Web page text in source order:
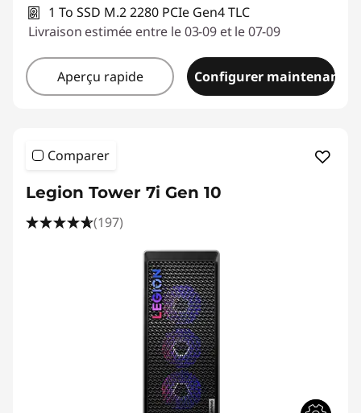
1 To SSD M.2 2280 PCIe Gen4 TLC
Livraison estimée entre le 03-09 et le 07-09
Aperçu rapide Configurer maintenant
Comparer
Legion Tower 7i Gen 10
(197)